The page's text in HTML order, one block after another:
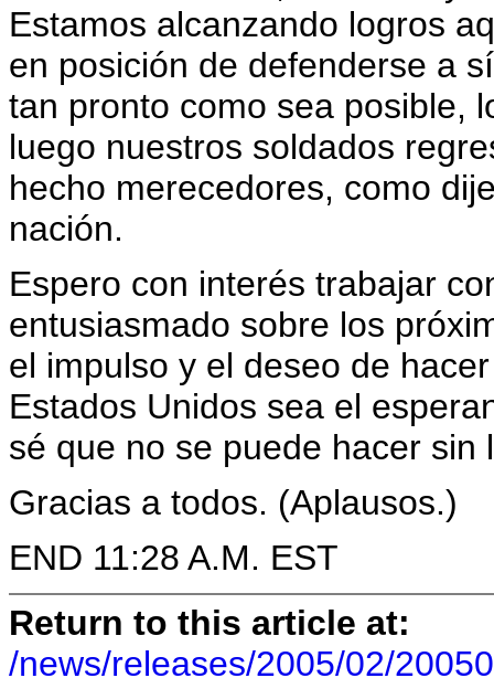
Estamos alcanzando logros
en posición de defenderse a
tan pronto como sea posible,
luego nuestros soldados
hecho merecedores, como
nación.
Espero con interés trabajar
entusiasmado sobre los
el impulso y el deseo de
Estados Unidos sea el
sé que no se puede hacer
Gracias a todos. (Aplausos.)
END 11:28 A.M. EST
Return to this article at:
/news/releases/2005/02/